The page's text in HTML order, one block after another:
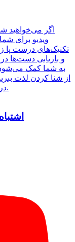
اگر می‌خواهید
ویدیو برای
تکنیک‌های درست پا
و بازیابی دست‌ها
به شما کمک
از شنا کردن لذت
در کانال ما به درس‌های شنا پروانه مراجعه کنید.